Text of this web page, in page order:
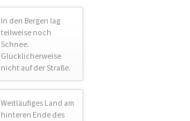
In den Bergen lag
teilweise noch
Schnee.
Glücklicherweise
nicht auf der Straße.
Weitläufiges Land am
hinteren Ende des